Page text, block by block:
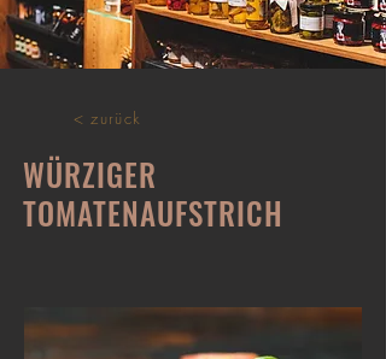
< zurück
WÜRZIGER
TOMATENAUFSTRICH